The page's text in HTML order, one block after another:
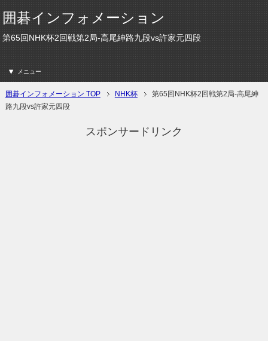
囲碁インフォメーション
第65回NHK杯2回戦第2局-高尾紳路九段vs許家元四段
メニュー
囲碁インフォメーション TOP NHK杯
第65回NHK杯2回戦第2局-高尾紳
路九段vs許家元四段
スポンサードリンク